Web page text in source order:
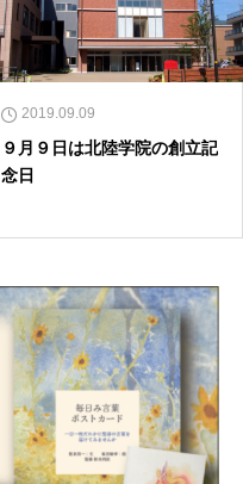
2019.09.09
９月９日は北陸学院の創立記
念日